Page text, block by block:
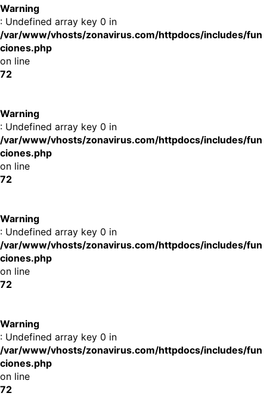
Warning
: Undefined array key 0 in
/var/www/vhosts/zonavirus.com/httpdocs/includes/fun
ciones.php
on line
72
Warning
: Undefined array key 0 in
/var/www/vhosts/zonavirus.com/httpdocs/includes/fun
ciones.php
on line
72
Warning
: Undefined array key 0 in
/var/www/vhosts/zonavirus.com/httpdocs/includes/fun
ciones.php
on line
72
Warning
: Undefined array key 0 in
/var/www/vhosts/zonavirus.com/httpdocs/includes/fun
ciones.php
on line
72